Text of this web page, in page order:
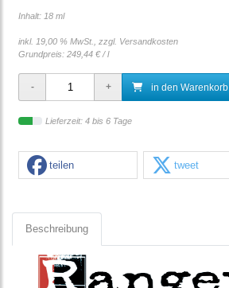
Inhalt: 18 ml
inkl. 19,00 % MwSt., zzgl. Versandkosten
Grundpreis: 249,44 € / l
in den Warenkorb
Lieferzeit: 4 bis 6 Tage
teilen tweet
Beschreibung